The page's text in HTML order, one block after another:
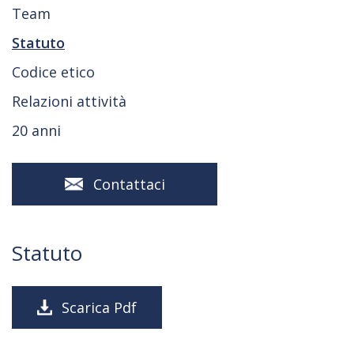
Team
Statuto
Codice etico
Relazioni attività
20 anni
Contattaci
Statuto
Scarica Pdf